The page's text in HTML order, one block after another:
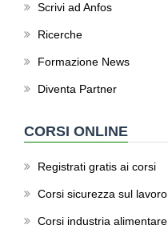
Scrivi ad Anfos
Ricerche
Formazione News
Diventa Partner
CORSI ONLINE
Registrati gratis ai corsi
Corsi sicurezza sul lavoro
Corsi industria alimentare